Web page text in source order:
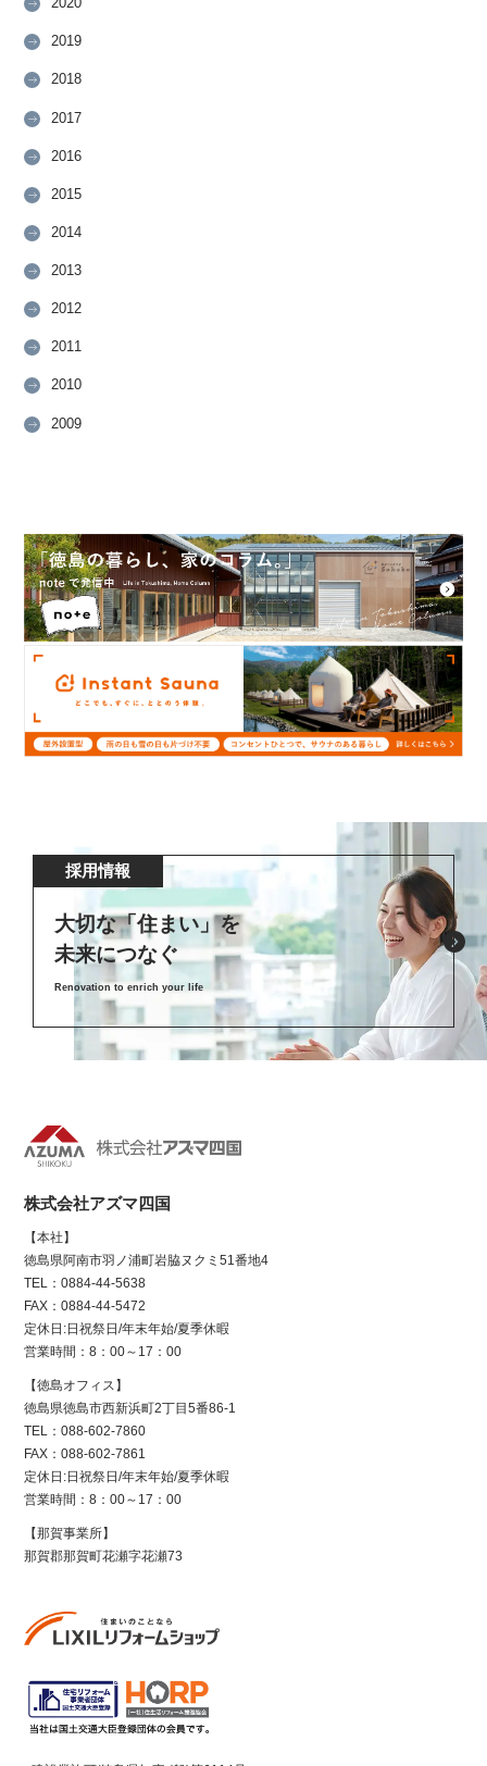
2019
2018
2017
2016
2015
2014
2013
2012
2011
2010
2009
採用情報
大切な「住まい」を
未来につなぐ
Renovation to enrich your life
株式会社アズマ四国
【本社】
徳島県阿南市羽ノ浦町岩脇ヌクミ51番地4
TEL：0884-44-5638
FAX：0884-44-5472
定休日:日祝祭日/年末年始/夏季休暇
営業時間：8：00～17：00
【徳島オフィス】
徳島県徳島市西新浜町2丁目5番86-1
TEL：088-602-7860
FAX：088-602-7861
定休日:日祝祭日/年末年始/夏季休暇
営業時間：8：00～17：00
【那賀事業所】
那賀郡那賀町花瀬字花瀬73